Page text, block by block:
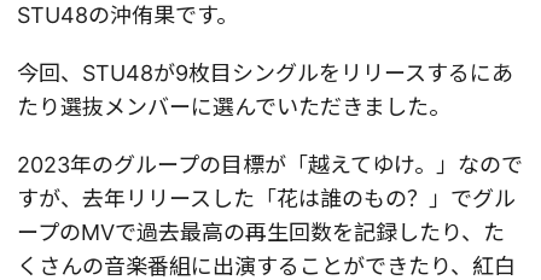
STU48の沖侑果です。
今回、STU48が9枚目シングルをリリースするにあ
たり選抜メンバーに選んでいただきました。
2023年のグループの目標が「越えてゆけ。」なので
すが、去年リリースした「花は誰のもの？」でグル
ープのMVで過去最高の再生回数を記録したり、た
くさんの音楽番組に出演することができたり、紅白